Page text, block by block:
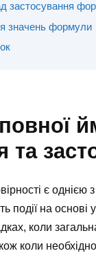
застосування
значень формули
та
є однією
події на
коли
коли